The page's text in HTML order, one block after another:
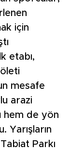
için
etabı,
mesafe
arazi
hem de yön
Yarışların
Parkı